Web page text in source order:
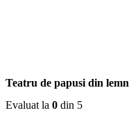
Teatru de papusi din lemn
Evaluat la 0 din 5